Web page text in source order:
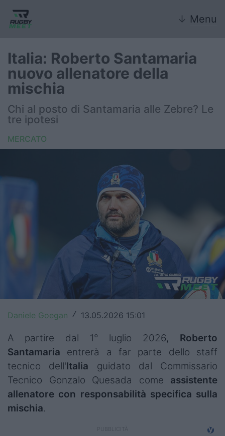
↓ Menu
Nazionale
Nazionali giovanili
Rugby Sevens
FIR
United Rugby Championship
Premiership
Champions Cup
Rugby World Cup
Super Rugby
Rugby in TV
Mercato
Italia: Roberto Santamaria
nuovo allenatore della
mischia
Chi al posto di Santamaria alle Zebre? Le
tre ipotesi
MERCATO
Daniele Goegan / 13.05.2026 15:01
A partire dal 1° luglio 2026, Roberto
Santamaria entrerà a far parte dello staff
tecnico dell'Italia guidato dal Commissario
Tecnico Gonzalo Quesada come assistente
allenatore con responsabilità specifica sulla
mischia.